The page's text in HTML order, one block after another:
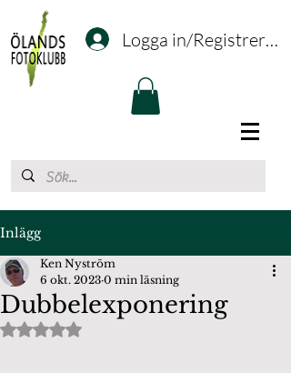
Logga in/Registrering
Inlägg
Dubbelexponering
Ken Nyström
6 okt. 2023 0 min läsning
Betygsatt till NaN av 5 stjärnor.